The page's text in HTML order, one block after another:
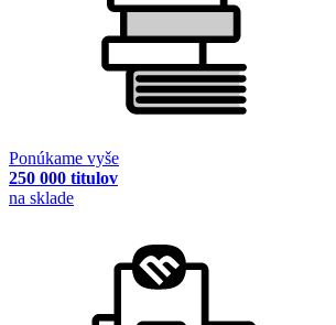
Ponúkame vyše
250 000 titulov
na sklade